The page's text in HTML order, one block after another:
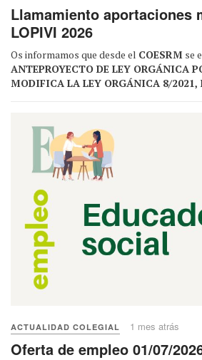
Llamamiento aportaciones
LOPIVI 2026
Os informamos que desde el COESRM se
ANTEPROYECTO DE LEY ORGÁNICA
MODIFICA LA LEY ORGÁNICA 8/2021,
ACTUALIDAD COLEGIAL 1 mes atrás
Oferta de empleo 01/07/